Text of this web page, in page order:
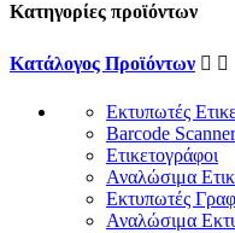
Κατηγορίες προϊόντων
Κατάλογος Προϊόντων  
Εκτυπωτές
Barcode
Ετικετογράφοι
Αναλώσιμα
Εκτυπωτές
Αναλώσιμα